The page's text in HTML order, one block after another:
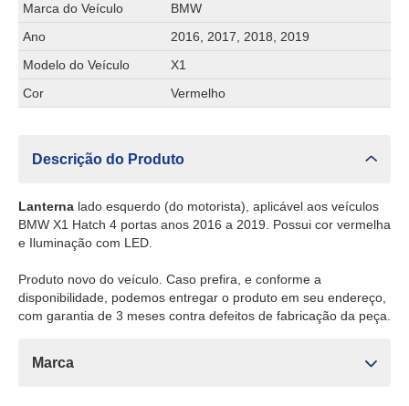
Marca do Veículo
BMW
Ano
2016, 2017, 2018, 2019
Modelo do Veículo
X1
Cor
Vermelho
Descrição do Produto
Lanterna lado esquerdo (do motorista), aplicável aos veículos
BMW X1 Hatch 4 portas anos 2016 a 2019. Possui cor vermelha
e Iluminação com LED.
Produto novo do veículo. Caso prefira, e conforme a
disponibilidade, podemos entregar o produto em seu endereço,
com garantia de 3 meses contra defeitos de fabricação da peça.
Marca